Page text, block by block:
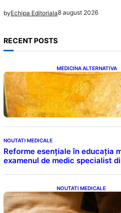
byEchipa Editoriala8 august 2026
RECENT POSTS
MEDICINA ALTERNATIVA
Cele cinci
menținerea
nopții: Ghidul
NOUTATI MEDICALE
Reforme esențiale în educația
examenul de medic specialist
NOUTATI MEDICALE
Somnul
în Funcție de